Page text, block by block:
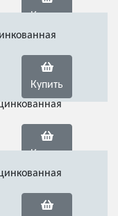
Купить
Купить
Купить